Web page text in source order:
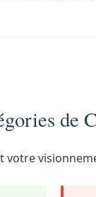
de
votre